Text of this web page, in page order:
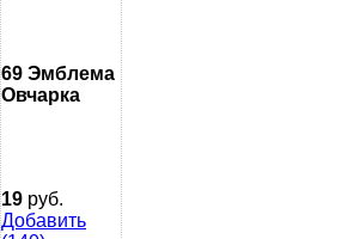
69 Эмблема
Овчарка
19 руб.
Добавить